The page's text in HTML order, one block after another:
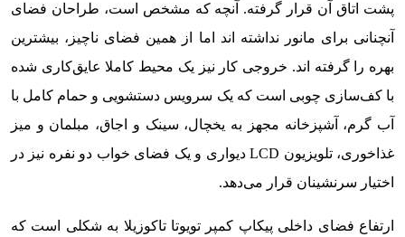
پشت اتاق آن قرار گرفته. آنچه که مشخص است، طراحان فضای
آنچنانی برای مانور نداشته اند اما از همین فضای ناچیز، بیشترین
بهره را گرفته اند. خروجی کار نیز یک محیط کاملا عایق‌کاری شده
با کف‌سازی چوبی است که یک سرویس دستشویی و حمام کامل با
آب گرم، آشپزخانه مجهز به یخچال، سینک و اجاق، مبلمان و میز
غذاخوری، تلویزیون LCD دیواری و یک فضای خواب دو نفره نیز در
اختیار سرنشینان قرار می‌دهد.
ارتفاع فضای داخلی پیکاپ کمپر تویوتا تاکوزیلا به شکلی است که